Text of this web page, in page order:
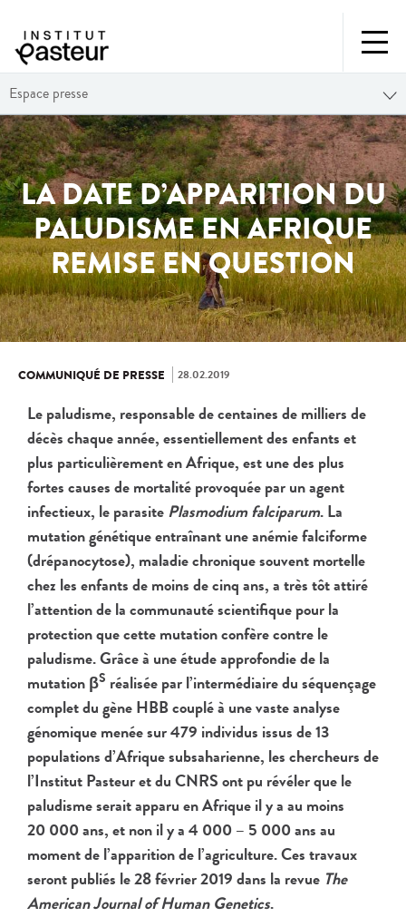
Espace presse
LA DATE D’APPARITION DU
PALUDISME EN AFRIQUE
REMISE EN QUESTION
COMMUNIQUÉ DE PRESSE 28.02.2019
Le paludisme, responsable de centaines de milliers de
décès chaque année, essentiellement des enfants et
plus particulièrement en Afrique, est une des plus
fortes causes de mortalité provoquée par un agent
infectieux, le parasitePlasmodium falciparum. La
mutation génétique entraînant une anémie falciforme
(drépanocytose), maladie chronique souvent mortelle
chez les enfants de moins de cinq ans, a très tôt attiré
l’attention de la communauté scientifique pour la
protection que cette mutation confère contre le
paludisme. Grâce à une étude approfondie de la
mutation βS réalisée par l’intermédiaire du séquençage
complet du gène HBB couplé à une vaste analyse
génomique menée sur 479 individus issus de 13
populations d’Afrique subsaharienne, les chercheurs de
l’Institut Pasteur et du CNRS ont pu révéler que le
paludisme serait apparu en Afrique il y a au moins
20 000 ans, et non il y a 4 000 – 5 000 ans au
moment de l’apparition de l’agriculture. Ces travaux
seront publiés le 28 février 2019 dans la revue The
American Journal of Human Genetics.